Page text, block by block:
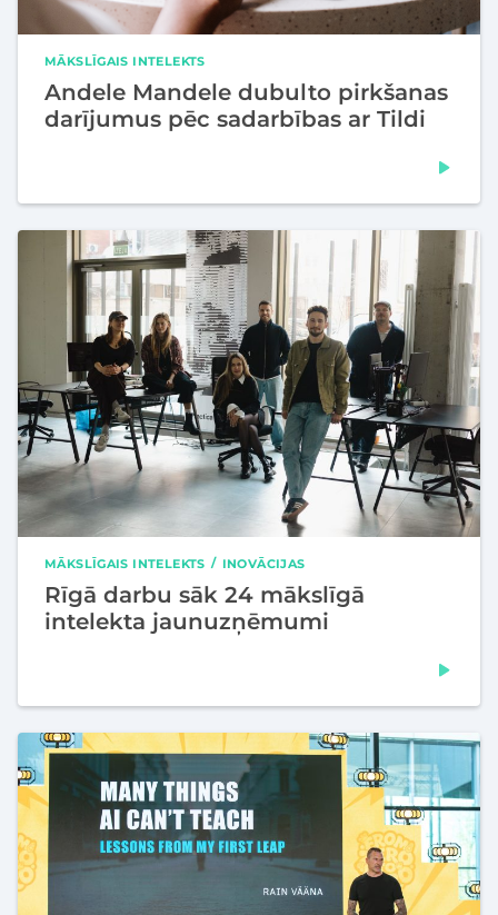
MĀKSLĪGAIS INTELEKTS
Andele Mandele dubulto pirkšanas
darījumus pēc sadarbības ar Tildi
MĀKSLĪGAIS INTELEKTS INOVĀCIJAS
Rīgā darbu sāk 24 mākslīgā
intelekta jaunuzņēmumi